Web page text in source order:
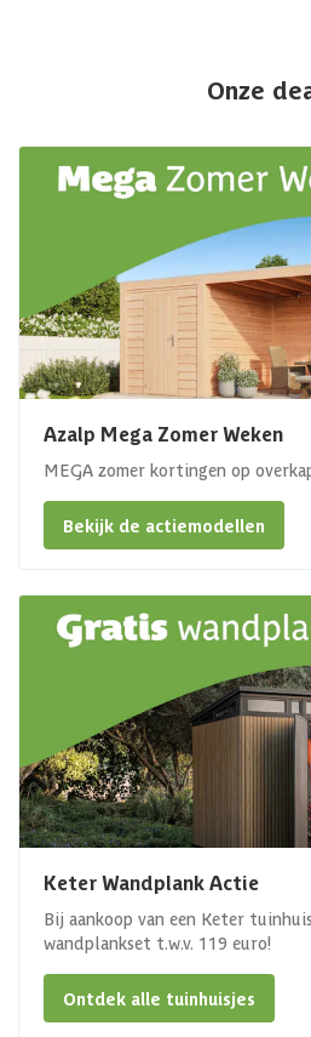
Onze
Azalp Mega Zomer Weken
MEGA zomer kortingen op
Bekijk de actiemodellen
Keter Wandplank Actie
Bij aankoop van een Keter
wandplankset t.w.v. 119 euro!
Ontdek alle tuinhuisjes